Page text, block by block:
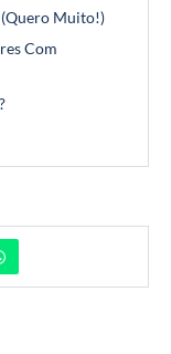
Muito!)
Com